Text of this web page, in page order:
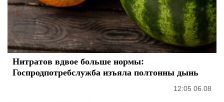
Нитратов вдвое больше нормы:
Госпродпотребслужба изъяла полтонны дынь
12:05 06.08